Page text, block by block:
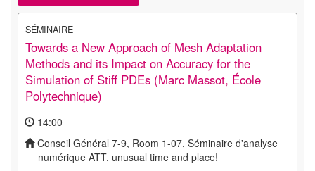
SÉMINAIRE
Towards a New Approach of Mesh Adaptation
Methods and its Impact on Accuracy for the
Simulation of Stiff PDEs (Marc Massot, École
Polytechnique)
14:00
Conseil Général 7-9, Room 1-07, Séminaire d'analyse
numérique ATT. unusual time and place!